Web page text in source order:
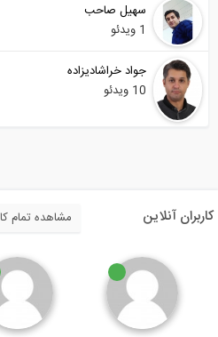
سهیل صاحب
1 ویدئو
جواد خراشادیزاده
10 ویدئو
کاربران آنلاین مشاهده تمام